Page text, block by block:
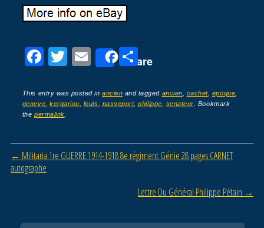
F
c
e
o
o
T
tt
er
E
ail
Share
P
ta
g
This entry was posted inancien and tagged ancien cachet, epoque
geneve ,kergariou louis passeport,philippe senateur . Bookmark
thepermalink
Post navigation
← Militaria 1re GUERRE 1914-1918 8e régiment Génie 28 pages CARNET
autographe
Lettre Du Général Philippe Pétain →